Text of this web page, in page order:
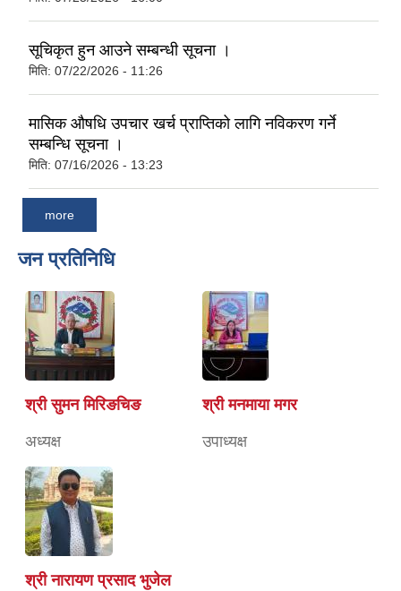
सूचिकृत हुन आउने सम्बन्धी सूचना ।
मिति: 07/22/2026 - 11:26
मासिक औषधि उपचार खर्च प्राप्तिको लागि नविकरण गर्ने
सम्बन्धि सूचना ।
मिति: 07/16/2026 - 13:23
more
जन प्रतिनिधि
श्री सुमन मिरिङचिङ
अध्यक्ष
श्री मनमाया मगर
उपाध्यक्ष
श्री नारायण प्रसाद भुजेल